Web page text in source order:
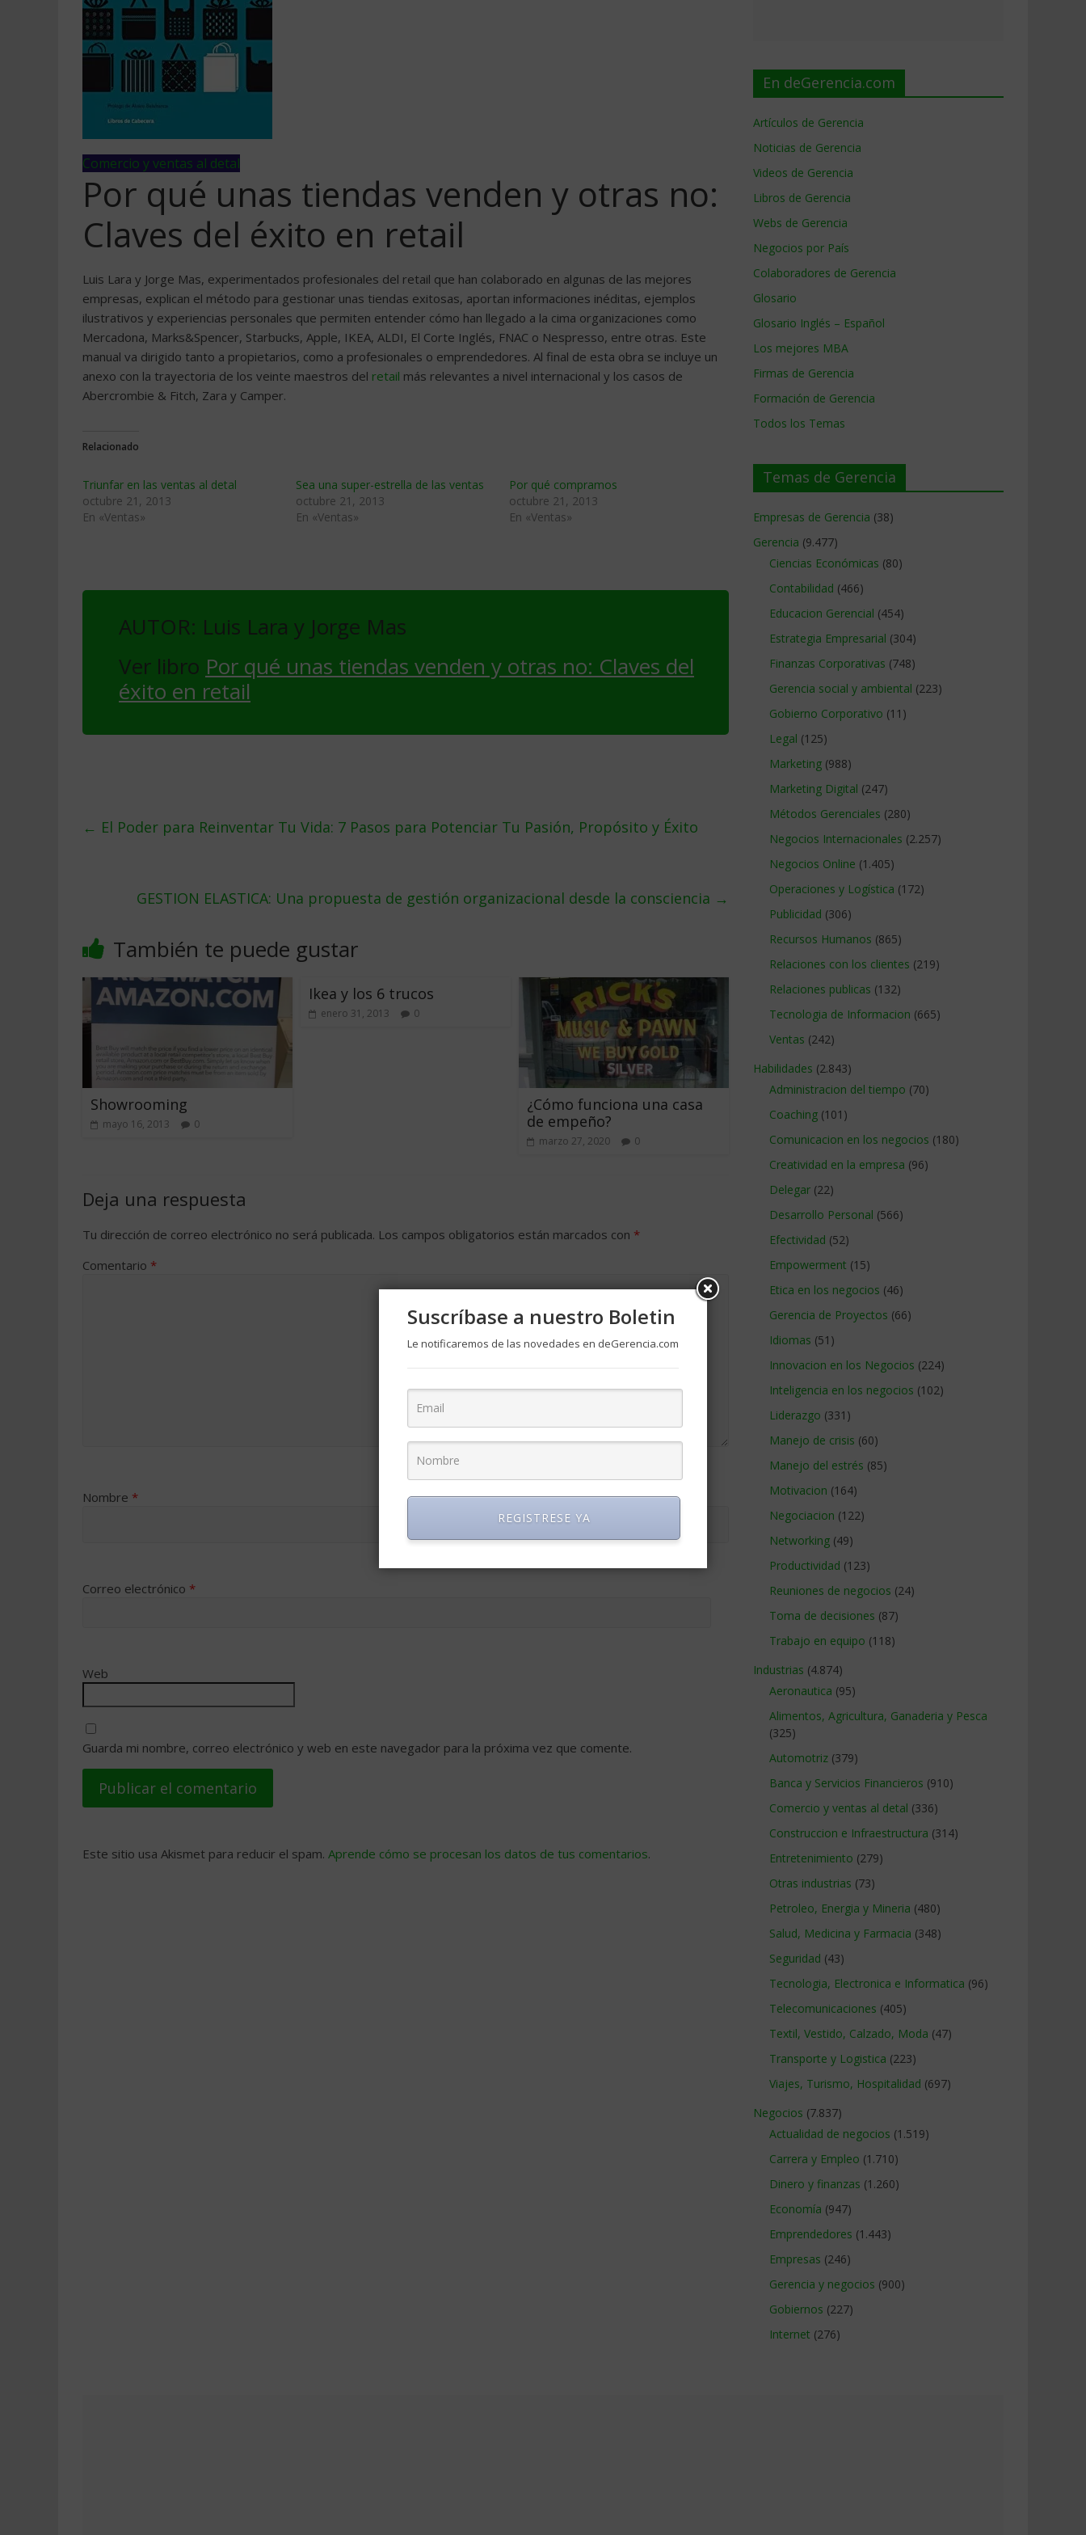
Comercio y ventas al detal
Por qué unas tiendas venden y otras no:
Claves del éxito en retail
Luis Lara y Jorge Mas, experimentados profesionales del retail que han colaborado en algunas de las mejores
empresas, explican el método para gestionar unas tiendas exitosas, aportan informaciones inéditas, ejemplos
ilustrativos y experiencias personales que permiten entender cómo han llegado a la cima organizaciones como
Mercadona, Marks&Spencer, Starbucks, Apple, IKEA, ALDI, El Corte Inglés, FNAC o Nespresso, entre otras. Este
manual va dirigido tanto a propietarios, como a profesionales o emprendedores. Al final de esta obra se incluye un
anexo con la trayectoria de los veinte maestros del retail más relevantes a nivel internacional y los casos de
Abercrombie & Fitch, Zara y Camper.
Relacionado
Triunfar en las ventas al detal
octubre 21, 2013
En «Ventas»
Sea una super-estrella de las ventas
octubre 21, 2013
En «Ventas»
Por qué compramos
octubre 21, 2013
En «Ventas»
AUTOR: Luis Lara y Jorge Mas
Ver libro Por qué unas tiendas venden y otras no: Claves del
éxito en retail
← El Poder para Reinventar Tu Vida: 7 Pasos para Potenciar Tu Pasión, Propósito y Éxito
GESTION ELASTICA: Una propuesta de gestión organizacional desde la consciencia →
También te puede gustar
Showrooming
mayo 16, 2013 0
Ikea y los 6 trucos
enero 31, 2013 0
¿Cómo funciona una casa
de empeño?
marzo 27, 2020 0
Deja una respuesta
Tu dirección de correo electrónico no será publicada. Los campos obligatorios están marcados con *
Comentario *
Nombre *
Correo electrónico *
Web
Guarda mi nombre, correo electrónico y web en este navegador para la próxima vez que comente.
Este sitio usa Akismet para reducir el spam. Aprende cómo se procesan los datos de tus comentarios.
En deGerencia.com
Artículos de Gerencia
Noticias de Gerencia
Videos de Gerencia
Libros de Gerencia
Webs de Gerencia
Negocios por País
Colaboradores de Gerencia
Glosario
Glosario Inglés – Español
Los mejores MBA
Firmas de Gerencia
Formación de Gerencia
Todos los Temas
Temas de Gerencia
Empresas de Gerencia (38)
Gerencia (9.477)
Ciencias Económicas (80)
Contabilidad (466)
Educacion Gerencial (454)
Estrategia Empresarial (304)
Finanzas Corporativas (748)
Gerencia social y ambiental (223)
Gobierno Corporativo (11)
Legal (125)
Marketing (988)
Marketing Digital (247)
Métodos Gerenciales (280)
Negocios Internacionales (2.257)
Negocios Online (1.405)
Operaciones y Logística (172)
Publicidad (306)
Recursos Humanos (865)
Relaciones con los clientes (219)
Relaciones publicas (132)
Tecnologia de Informacion (665)
Ventas (242)
Habilidades (2.843)
Administracion del tiempo (70)
Coaching (101)
Comunicacion en los negocios (180)
Creatividad en la empresa (96)
Delegar (22)
Desarrollo Personal (566)
Efectividad (52)
Empowerment (15)
Etica en los negocios (46)
Gerencia de Proyectos (66)
Idiomas (51)
Innovacion en los Negocios (224)
Inteligencia en los negocios (102)
Liderazgo (331)
Manejo de crisis (60)
Manejo del estrés (85)
Motivacion (164)
Negociacion (122)
Networking (49)
Productividad (123)
Reuniones de negocios (24)
Toma de decisiones (87)
Trabajo en equipo (118)
Industrias (4.874)
Aeronautica (95)
Alimentos, Agricultura, Ganaderia y Pesca
(325)
Automotriz (379)
Banca y Servicios Financieros (910)
Comercio y ventas al detal (336)
Construccion e Infraestructura (314)
Entretenimiento (279)
Otras industrias (73)
Petroleo, Energia y Mineria (480)
Salud, Medicina y Farmacia (348)
Seguridad (43)
Tecnologia, Electronica e Informatica (96)
Telecomunicaciones (405)
Textil, Vestido, Calzado, Moda (47)
Transporte y Logistica (223)
Viajes, Turismo, Hospitalidad (697)
Negocios (7.837)
Actualidad de negocios (1.519)
Carrera y Empleo (1.710)
Dinero y finanzas (1.260)
Economía (947)
Emprendedores (1.443)
Empresas (246)
Gerencia y negocios (900)
Gobiernos (227)
Internet (276)
Suscríbase a nuestro Boletin
Le notificaremos de las novedades en deGerencia.com
REGISTRESE YA